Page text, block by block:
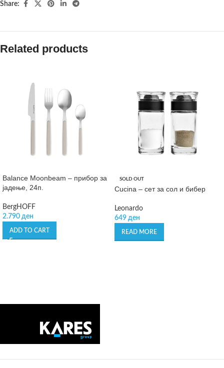
Share:
Related products
Balance Moonbeam – прибор за
јадење, 24п.
BergHOFF
2.790 ден
ADD TO CART
SOLD OUT
Cucina – сет за сол и бибер
Leonardo
649 ден
READ MORE